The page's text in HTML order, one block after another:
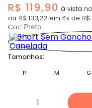
R$ 119,90
ou R$ 133,22 em 4x de R$
Cor: Preto
Tamanhos:
P M G
1